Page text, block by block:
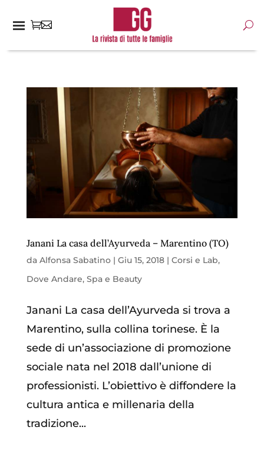
Janani La casa dell’Ayurveda – Marentino (TO)
da Alfonsa Sabatino| Giu 15, 2018| Corsi e Lab,
Dove Andare, Spa e Beauty
Janani La casa dell’Ayurveda si trova a
Marentino, sulla collina torinese. È la
sede di un’associazione di promozione
sociale nata nel 2018 dall’unione di
professionisti. L’obiettivo è diffondere la
cultura antica e millenaria della
tradizione...